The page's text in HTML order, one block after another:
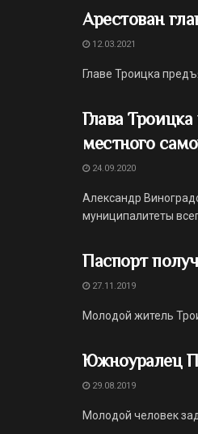
Арестован
12.03.2021
Главе Троицка
Глава
местного
24.09.2020
Александр
муниципалитеты
Паспорт
27.11.2019
Молодой житель
Южноуралец
29.08.2019
Молодой человек